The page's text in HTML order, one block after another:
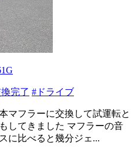
完了 #ドライブ
マフラーに交換して試運転と
してきました マフラーの音
に比べると幾分ジェ...